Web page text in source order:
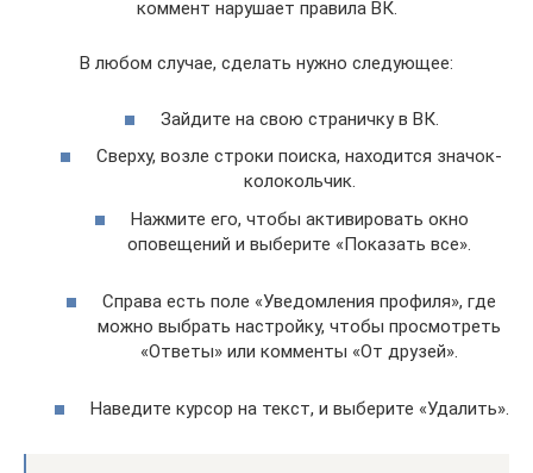
коммент нарушает правила ВК.
В любом случае, сделать нужно следующее:
Зайдите на свою страничку в ВК.
Сверху, возле строки поиска, находится значок-
колокольчик.
Нажмите его, чтобы активировать окно
оповещений и выберите «Показать все».
Справа есть поле «Уведомления профиля», где
можно выбрать настройку, чтобы просмотреть
«Ответы» или комменты «От друзей».
Наведите курсор на текст, и выберите «Удалить».